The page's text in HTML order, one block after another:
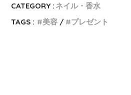
CATEGORY : ネイル・香水
TAGS :
美容 プレゼント